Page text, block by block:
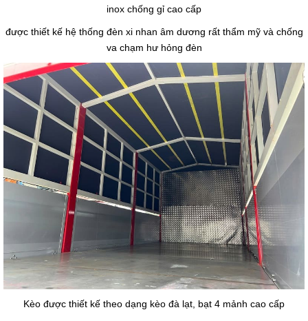
inox chống gỉ cao cấp
được thiết kế hệ thống đèn xi nhan âm dương rất thẩm mỹ và chống
va chạm hư hỏng đèn
Kèo được thiết kế theo dạng kèo đà lạt, bạt 4 mảnh cao cấp